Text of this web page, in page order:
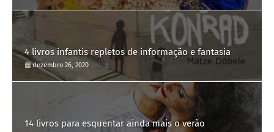
4 livros infantis repletos de informação e fantasia
dezembro 26, 2020
14 livros para esquentar ainda mais o verão